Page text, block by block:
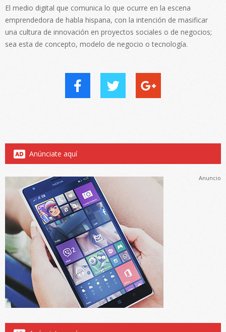
El medio digital que comunica lo que ocurre en la escena
emprendedora de habla hispana, con la intención de masificar
una cultura de innovación en proyectos sociales o de negocios;
sea esta de concepto, modelo de negocio o tecnología.
Anúnciate aquí
Anuncio